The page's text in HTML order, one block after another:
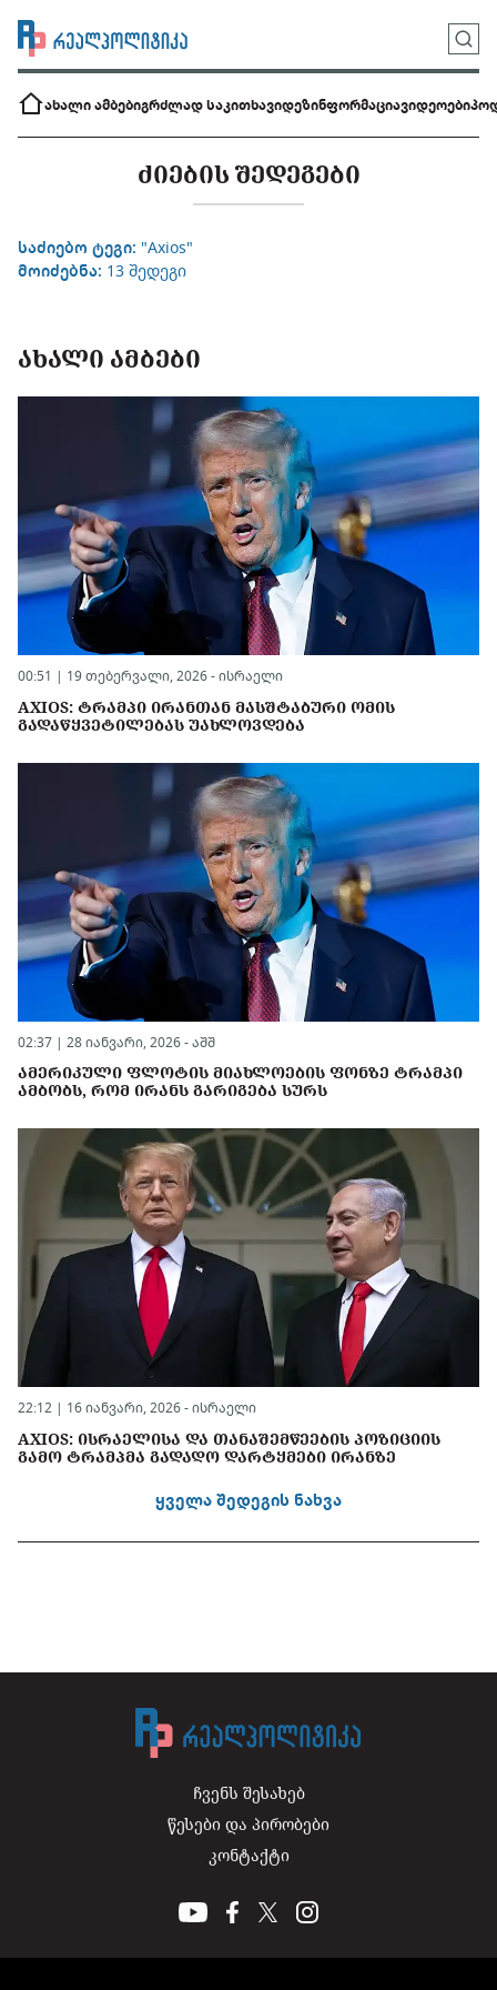
ახალი ამბებიგრძლად საკითხავიდეზინფორმაციავიდეოები
ᲫᲘᲔᲑᲘᲡ ᲨᲔᲓᲔᲒᲔᲑᲘ
საძიებო ტეგი: "Axios"
მოიძებნა: 13 შედეგი
ᲐᲮᲐᲚᲘ ᲐᲛᲑᲔᲑᲘ
00:51 | 19 თებერვალი, 2026 - ისრაელი
AXIOS: ᲢᲠᲐᲛᲞᲘ ᲘᲠᲐᲜᲗᲐᲜ ᲛᲐᲡᲨᲢᲐᲑᲣᲠᲘ ᲝᲛᲘᲡ
ᲒᲐᲓᲐᲬᲧᲕᲔᲢᲘᲚᲔᲑᲐᲡ ᲣᲐᲮᲚᲝᲕᲓᲔᲑᲐ
02:37 | 28 იანვარი, 2026 - აშშ
ᲐᲛᲔᲠᲘᲙᲣᲚᲘ ᲤᲚᲝᲢᲘᲡ ᲛᲘᲐᲮᲚᲝᲔᲑᲘᲡ ᲤᲝᲜᲖᲔ ᲢᲠᲐᲛᲞᲘ
ᲐᲛᲑᲝᲑᲡ, ᲠᲝᲛ ᲘᲠᲐᲜᲡ ᲒᲐᲠᲘᲒᲔᲑᲐ ᲡᲣᲠᲡ
22:12 | 16 იანვარი, 2026 - ისრაელი
AXIOS: ᲘᲡᲠᲐᲔᲚᲘᲡᲐ ᲓᲐ ᲗᲐᲜᲐᲨᲔᲛᲬᲔᲔᲑᲘᲡ ᲞᲝᲖᲘᲪᲘᲘᲡ
ᲒᲐᲛᲝ ᲢᲠᲐᲛᲞᲛᲐ ᲒᲐᲓᲐᲓᲝ ᲓᲐᲠᲢᲧᲛᲔᲑᲘ ᲘᲠᲐᲜᲖᲔ
ყველა შედეგის ნახვა
ჩვენს შესახებ
წესები და პირობები
კონტაქტი